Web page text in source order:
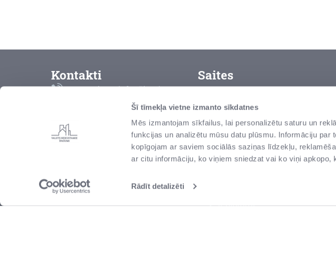
Šī tīmekļa vietne izmanto sīkdatnes
Mēs izmantojam sīkfailus, lai personalizētu saturu un
funkcijas un analizētu mūsu datu plūsmu. Informāciju
kopīgojam ar saviem sociālās saziņas līdzekļu,
ar citu informāciju, ko viņiem sniedzat vai ko viņi apkopo,
Rādīt detalizēti
Kontakti
Bezmaksas info tālrunis
8000 2000
Talejas iela 1, Rīga, Latvija,
Saites
Lietošanas noteikumi
Privātuma politika
Ziņot par negodprātīgu
Iepirkumi